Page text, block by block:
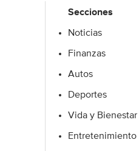
Secciones
Noticias
Finanzas
Autos
Deportes
Vida y Bienestar
Entretenimiento